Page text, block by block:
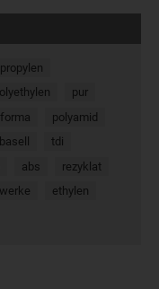
pur
polyamid
tdi
abs
rezyklat
ethylen